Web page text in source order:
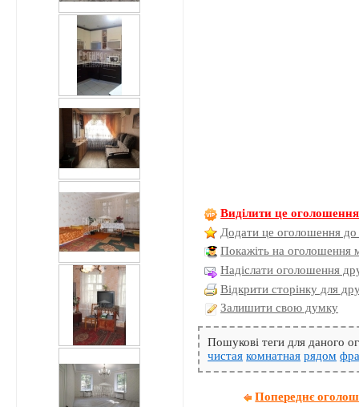
Виділити це оголошення
Додати це оголошення до
Покажіть на оголошення
Надіслати оголошення
Відкрити сторінку для
Залишити свою думку
Пошукові теги для даного
чистая комнатная рядом
Попереднє